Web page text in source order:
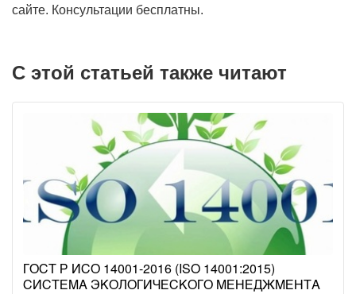
сайте. Консультации бесплатны.
С этой статьей также читают
ГОСТ Р ИСО 14001-2016 (ISO 14001:2015)
СИСТЕМА ЭКОЛОГИЧЕСКОГО МЕНЕДЖМЕНТА